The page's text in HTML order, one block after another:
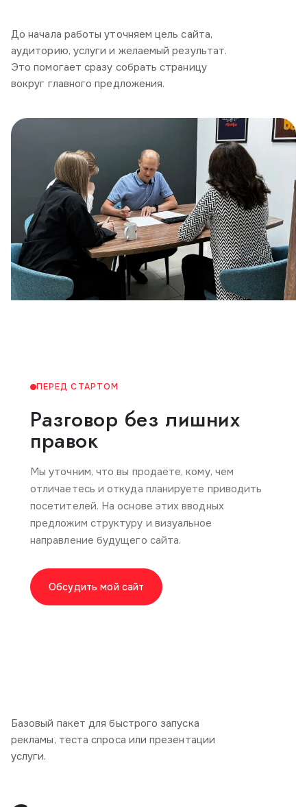
До начала работы уточняем цель сайта,
аудиторию, услуги и желаемый результат.
Это помогает сразу собрать страницу
вокруг главного предложения.
ПЕРЕД СТАРТОМ
Разговор без лишних
правок
Мы уточним, что вы продаёте, кому, чем
отличаетесь и откуда планируете приводить
посетителей. На основе этих вводных
предложим структуру и визуальное
направление будущего сайта.
Обсудить мой сайт
Базовый пакет для быстрого запуска
рекламы, теста спроса или презентации
услуги.